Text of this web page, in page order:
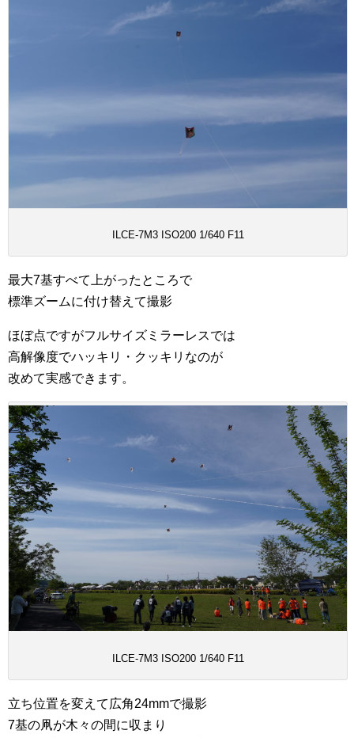
ILCE-7M3 ISO200 1/640 F11
最大7基すべて上がったところで
標準ズームに付け替えて撮影
ほぼ点ですがフルサイズミラーレスでは
高解像度でハッキリ・クッキリなのが
改めて実感できます。
ILCE-7M3 ISO200 1/640 F11
立ち位置を変えて広角24mmで撮影
7基の凧が木々の間に収まり